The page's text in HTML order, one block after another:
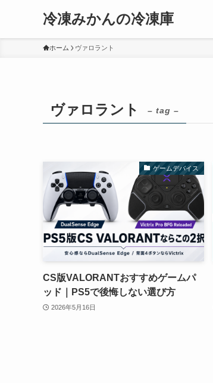
冷凍みかんの冷凍庫
ホーム ヴァロラント
ヴァロラント – tag –
ゲームデバイス
CS版VALORANTおすすめゲームパ
ッド｜PS5で後悔しない選び方
2026年5月16日